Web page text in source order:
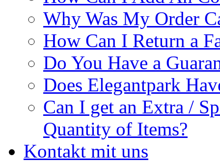
Why Was My Order
How Can I Return a
Do You Have a
Does Elegantpark
Can I get an Extra /
Quantity of Items?
Kontakt mit uns